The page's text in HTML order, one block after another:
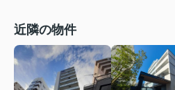
近隣の物件